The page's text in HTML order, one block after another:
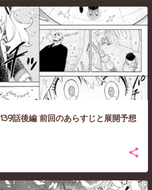
話後編 前回のあらすじと展開予想